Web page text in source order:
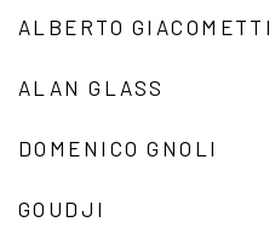
ALBERTO GIACOMETTI
ALAN GLASS
DOMENICO GNOLI
GOUDJI